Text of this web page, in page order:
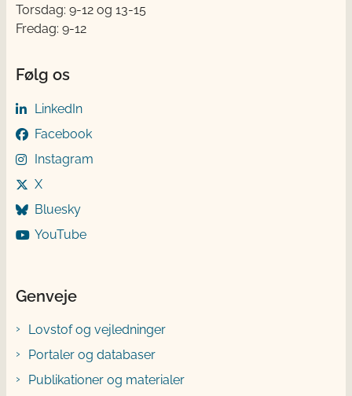
Torsdag: 9-12 og 13-15
Fredag: 9-12
Følg os
LinkedIn
Facebook
Instagram
X
Bluesky
YouTube
Genveje
Lovstof og vejledninger
Portaler og databaser
Publikationer og materialer